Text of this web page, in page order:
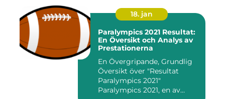
18. jan
Paralympics 2021 Resultat:
En Översikt och Analys av
Prestationerna
En Övergripande, Grundlig
Översikt över "Resultat
Paralympics 2021"
Paralympics 2021, en av